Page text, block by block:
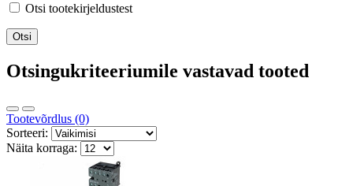
Otsi tootekirjeldustest
Otsingukriteeriumile vastavad tooted
Tootevõrdlus (0)
Sorteeri:
Näita korraga: